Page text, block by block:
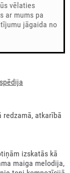
vēlaties
ar mums pa
jāgaida no
redzamā, atkarībā
izskatās kā
maiga melodija,